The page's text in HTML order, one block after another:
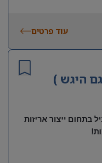
עוד פרטים
היגש )
בתחום ייצור אריזות